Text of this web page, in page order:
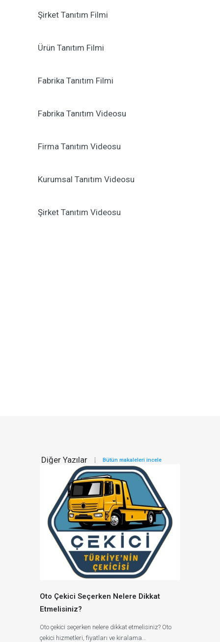
Şirket Tanıtım Filmi
Ürün Tanıtım Filmi
Fabrika Tanıtım Filmi
Fabrika Tanıtım Videosu
Firma Tanıtım Videosu
Kurumsal Tanıtım Videosu
Şirket Tanıtım Videosu
Diğer Yazılar Bütün makaleleri incele
Oto Çekici Seçerken Nelere Dikkat
Etmelisiniz?
Oto çekici seçerken nelere dikkat etmelisiniz? Oto
çekici hizmetleri, fiyatları ve kiralama…